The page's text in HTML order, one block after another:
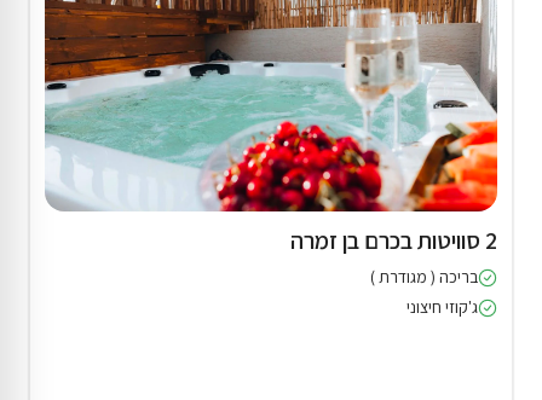
2 סוויטות בכרם בן זמרה
בריכה ( מגודרת )
ג'קוזי חיצוני